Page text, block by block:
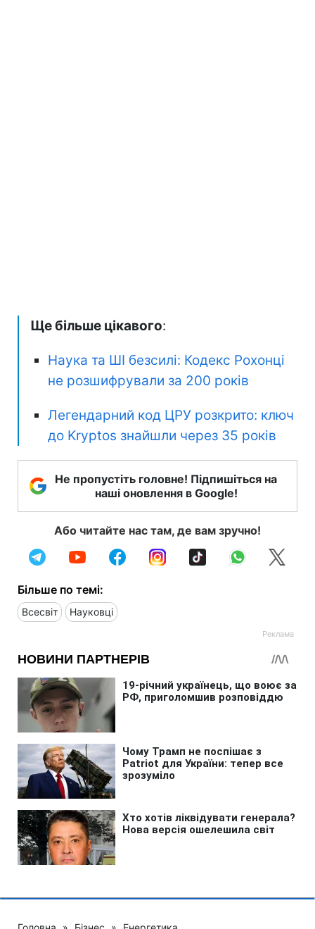
Ще більше цікавого:
Наука та ШІ безсилі: Кодекс Рохонці
не розшифрували за 200 років
Легендарний код ЦРУ розкрито: ключ
до Kryptos знайшли через 35 років
Не пропустіть головне! Підпишіться на
наші оновлення в Google!
Або читайте нас там, де вам зручно!
Більше по темі:
Всесвіт Науковці